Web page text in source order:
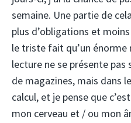
semaine. Une partie de
plus d’obligations et
le triste fait qu’un
lecture ne se présente
de magazines, mais dans
calcul, et je pense que
mon cerveau et / ou mon